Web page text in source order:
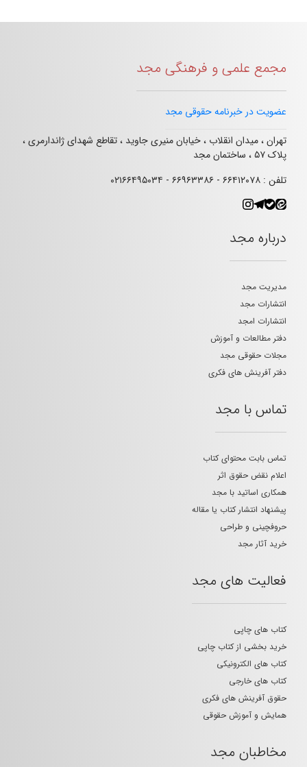
مجمع علمی و فرهنگی مجد
عضویت در خبرنامه حقوقی مجد
تهران ، میدان انقلاب ، خیابان منیری جاوید ، تقاطع شهدای ژاندارمری ،
پلاک ۵۷ ، ساختمان مجد
تلفن : ۶۶۴۱۲۰۷۸ - ۶۶۹۶۳۳۸۶ - ۰۲۱۶۶۴۹۵۰۳۴
درباره مجد
مدیریت مجد
انتشارات مجد
انتشارات امجد
دفتر مطالعات و آموزش
مجلات حقوقی مجد
دفتر آفرینش های فکری
تماس با مجد
تماس بابت محتوای کتاب
اعلام نقض حقوق اثر
همکاری اساتید با مجد
پیشنهاد انتشار کتاب یا مقاله
حروفچینی و طراحی
خرید آثار مجد
فعالیت های مجد
کتاب های چاپی
خرید بخشی از کتاب چاپی
کتاب های الکترونیکی
کتاب های خارجی
حقوق آفرینش های فکری
همایش و آموزش حقوقی
مخاطبان مجد